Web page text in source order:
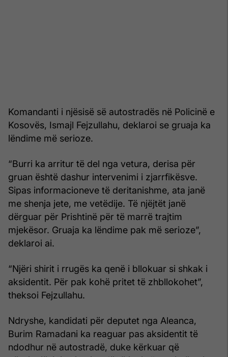
Komandanti i njësisë së autostradës në Policinë e
Kosovës, Ismajl Fejzullahu, deklaroi se gruaja ka
lëndime më serioze.
“Burri ka arritur të del nga vetura, derisa për
gruan është dashur intervenimi i zjarrfikësve.
Sipas informacioneve të deritanishme, ata janë
me shenja jete, me vetëdije. Të njëjtët janë
dërguar për Prishtinë për të marrë trajtim
mjekësor. Gruaja ka lëndime pak më serioze”,
deklaroi ai.
“Njëri shirit i rrugës ka qenë i bllokuar si shkak i
aksidentit. Për pak kohë pritet të zhbllokohet”,
theksoi Fejzullahu.
Ndryshe, kandidati për deputet nga Aleanca,
Burim Ramadani ka reaguar pas aksidentit të
ndodhur në autostradë, duke kërkuar që